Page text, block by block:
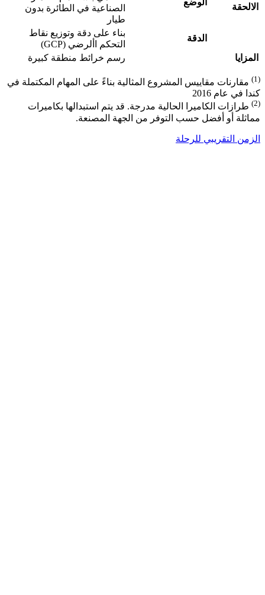
الالحقة
الوضع
الصناعية في الطائرة بدون
طيار
الدقة
بناء على دقة وتوزيع نقاط
التحكم األرضي (GCP)
المزايا
رسم خرائط منطقة كبيرة
(1)
مقارنات مقاييس المشروع المثالية بناءً على المهام المكتملة في
كندا في عام 2016
(2)
طرازات الكاميرا الحالية مدرجة. قد يتم استبدالها بكاميرات
مماثلة أو أفضل حسب التوفر من الجهة المصنعة.
الزمن التقريبي للرحلة